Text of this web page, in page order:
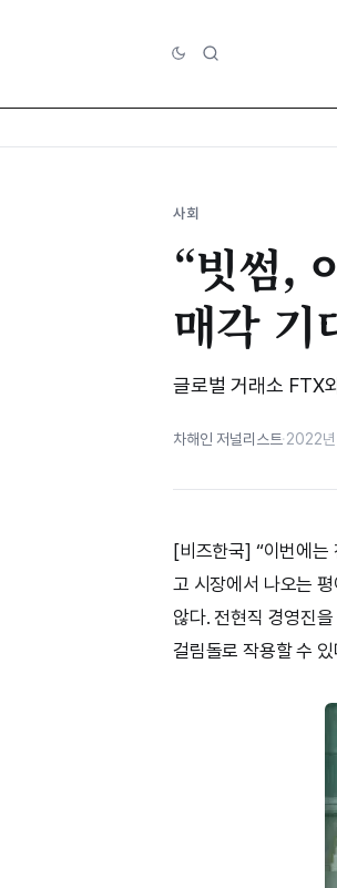
사회
“빗썸,
매각 기
글로벌 거래소 FTX
차해인 저널리스트·2022
[비즈한국] “이번에는
고 시장에서 나오는
않다. 전현직 경영진
걸림돌로 작용할 수